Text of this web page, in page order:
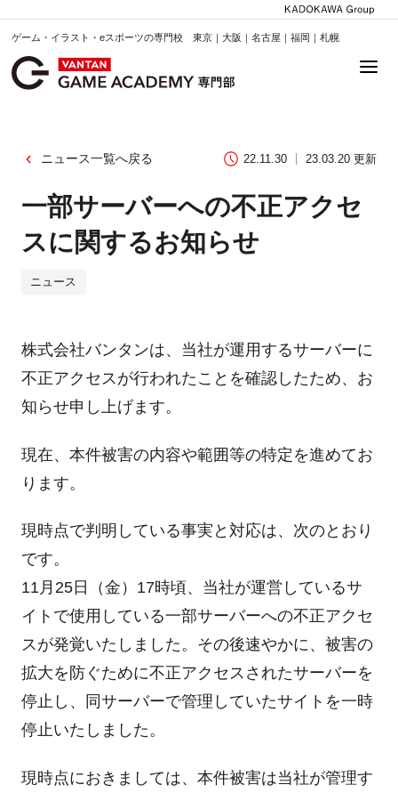
ゲーム・イラスト・eスポーツの専門校 東京｜大阪｜名古屋｜福岡｜札幌
ニュース一覧へ戻る 22.11.30 23.03.20 更新
一部サーバーへの不正アクセ
スに関するお知らせ
ニュース
株式会社バンタンは、当社が運用するサーバーに
不正アクセスが行われたことを確認したため、お
知らせ申し上げます。
現在、本件被害の内容や範囲等の特定を進めてお
ります。
現時点で判明している事実と対応は、次のとおり
です。
11月25日（金）17時頃、当社が運営しているサ
イトで使用している一部サーバーへの不正アクセ
スが発覚いたしました。その後速やかに、被害の
拡大を防ぐために不正アクセスされたサーバーを
停止し、同サーバーで管理していたサイトを一時
停止いたしました。
現時点におきましては、本件被害は当社が管理す